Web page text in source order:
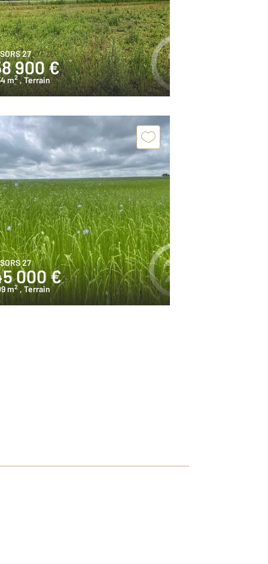
27
900 €
m2 , Terrain
27
000 €
m2 , Terrain